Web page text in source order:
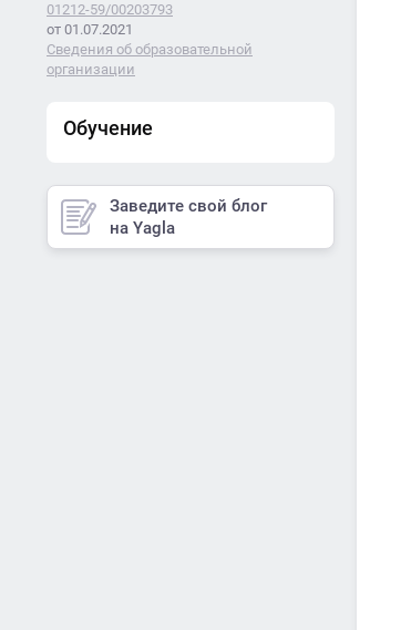
01212-59/00203793
от 01.07.2021
Сведения об образовательной
организации
Обучение
Заведите свой блог
на Yagla